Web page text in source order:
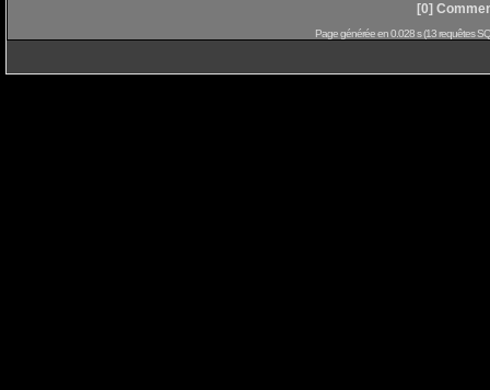
[0]
Page générée en 0.028 s (13 requêtes